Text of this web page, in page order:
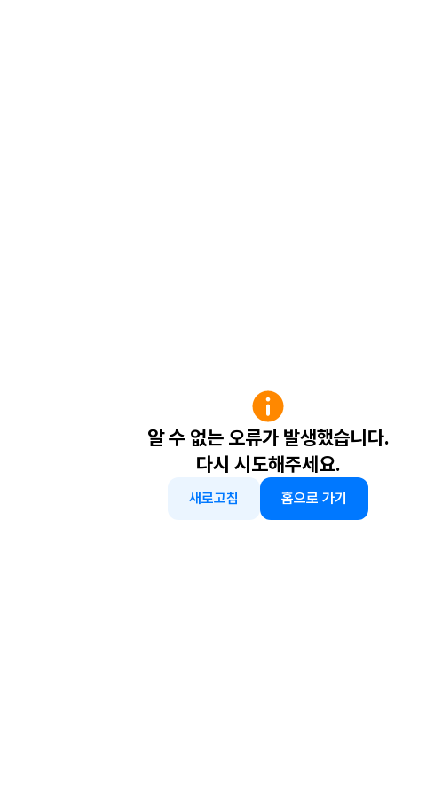
알 수 없는 오류가 발생했습니다.
다시 시도해주세요.
새로고침 홈으로 가기